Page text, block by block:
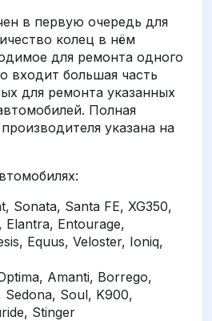
в первую очередь для
колец в нём
для ремонта одного
входит большая часть
для ремонта указанных
Полная
указана на
Sonata, Santa FE, XG350,
Elantra, Entourage,
Equus, Veloster, Ioniq,
Amanti, Borrego,
Sedona, Soul, K900,
Stinger